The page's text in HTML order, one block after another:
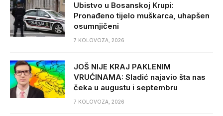
Ubistvo u Bosanskoj Krupi:
Pronađeno tijelo muškarca, uhapšen
osumnjičeni
7 KOLOVOZA, 2026
JOŠ NIJE KRAJ PAKLENIM
VRUĆINAMA: Sladić najavio šta nas
čeka u augustu i septembru
7 KOLOVOZA, 2026